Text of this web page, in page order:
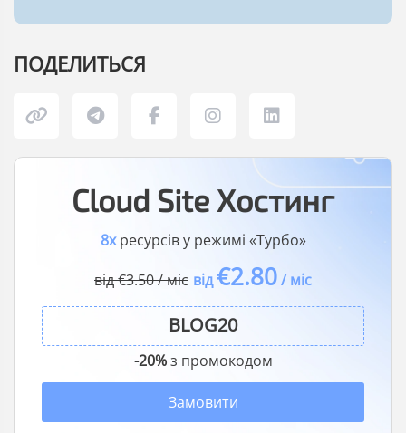
ПОДЕЛИТЬСЯ
Cloud Site Хостинг
8xресурсів у режимі «Турбо»
від €3.50 / міс від€2.80/ міс
-20%з промокодом
Замовити